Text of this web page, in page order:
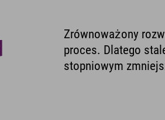
Zrównoważony
proces. Dlatego
stopniowym